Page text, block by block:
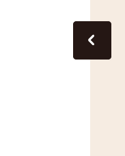
の田んぼ。青梅・東京繁